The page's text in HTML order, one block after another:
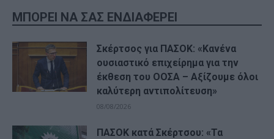
ΜΠΟΡΕΙ ΝΑ ΣΑΣ ΕΝΔΙΑΦΕΡΕΙ
Σκέρτσος για ΠΑΣΟΚ: «Κανένα
ουσιαστικό επιχείρημα για την
έκθεση του ΟΟΣΑ – Αξίζουμε όλοι
καλύτερη αντιπολίτευση»
08/08/2026
ΠΑΣΟΚ κατά Σκέρτσου: «Τα